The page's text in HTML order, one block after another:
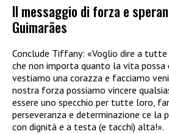
Il messaggio di forza e
Guimarães
Conclude Tiffany: «Voglio dire a
che non importa quanto la vita possa
vestiamo una corazza e facciamo
nostra forza possiamo vincere
essere uno specchio per tutte loro,
perseveranza e determinazione ce la
con dignità e a testa (e tacchi) alta!».